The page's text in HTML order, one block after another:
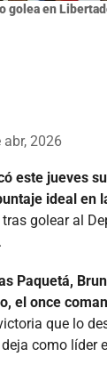
golea en
2026
este jueves
ideal en
tras golear al
Paquetá,
el once
que lo
como líder